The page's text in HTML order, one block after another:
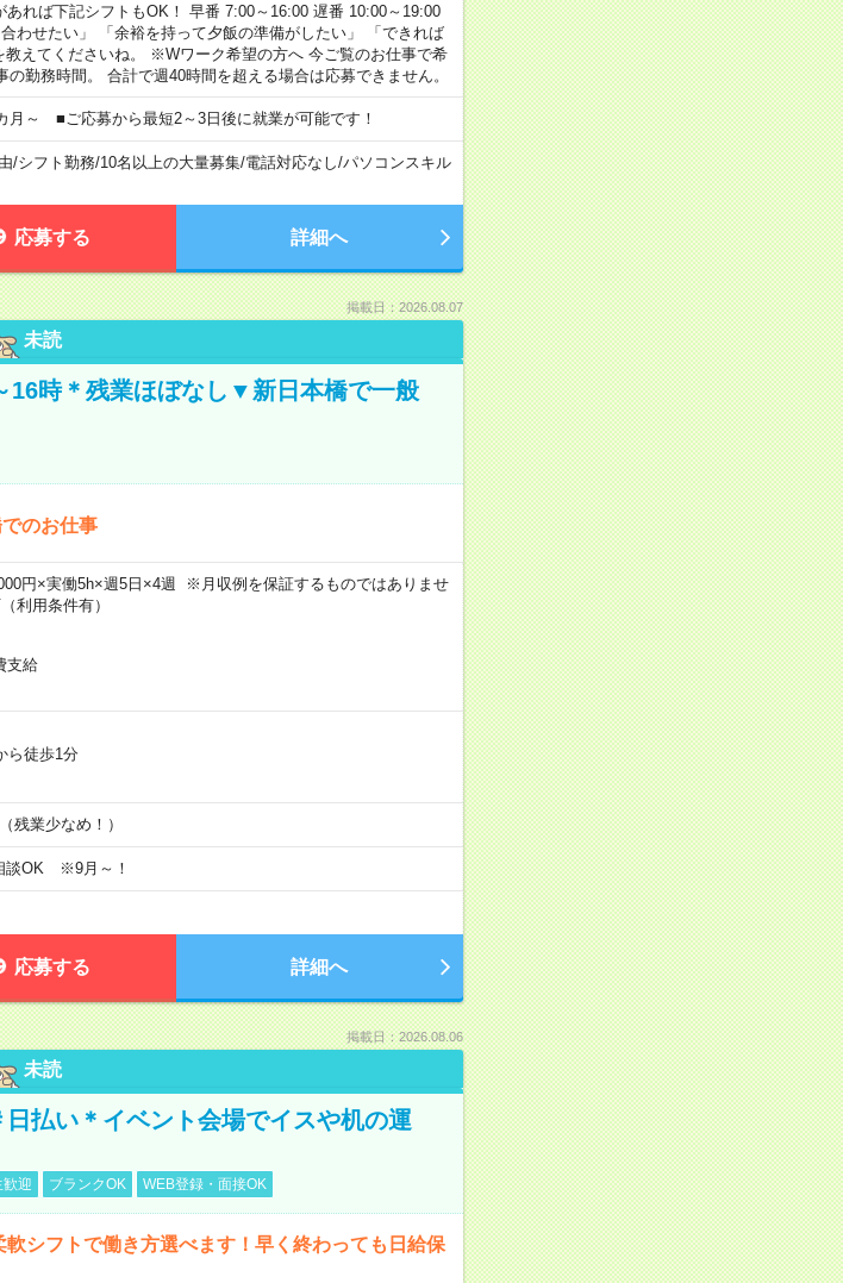
れば下記シフトもOK！ 早番 7:00～16:00 遅番 10:00～19:00
わせたい」 「余裕を持って夕飯の準備がしたい」 「できれば
えてくださいね。 ※Wワーク希望の方へ 今ご覧のお仕事で希
勤務時間。 合計で週40時間を超える場合は応募できません。
月～ ■ご応募から最短2～3日後に就業が可能です！
/シフト勤務/10名以上の大量募集/電話対応なし/パソコンスキル
応募する 詳細へ
掲載日：2026.08.07
未読
16時＊残業ほぼなし▼新日本橋で一般
のお仕事
円×実働5h×週5日×4週 ※月収例を保証するものではありませ
利用条件有）
支給
ら徒歩1分
残業少なめ！）
談OK ※9月～！
応募する 詳細へ
掲載日：2026.08.06
未読
払い＊イベント会場でイスや机の運
歓迎 ブランクOK WEB登録・面接OK
シフトで働き方選べます！早く終わっても日給保